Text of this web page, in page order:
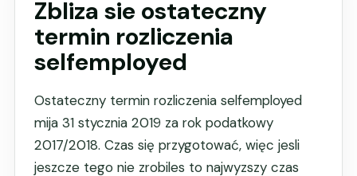
Zbliza sie ostateczny
termin rozliczenia
selfemployed
Ostateczny termin rozliczenia selfemployed
mija 31 stycznia 2019 za rok podatkowy
2017/2018. Czas się przygotować, więc jesli
jeszcze tego nie zrobiles to najwyzszy czas